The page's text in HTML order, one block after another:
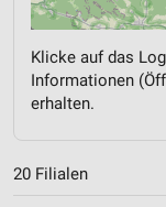
Klicke auf das
Informationen
erhalten.
20 Filialen